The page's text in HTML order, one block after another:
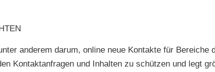
anderem darum, online neue Kontakte für
Kontaktanfragen und Inhalten zu schützen und legt